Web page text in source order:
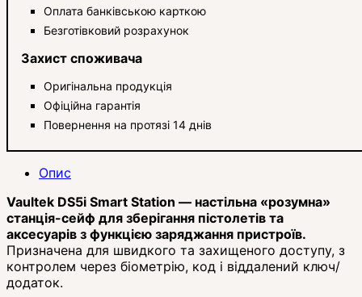
Оплата банківською карткою
Безготівковий розрахунок
Захист споживача
Оригінальна продукція
Офіційна гарантія
Повернення на протязі 14 днів
Опис
Vaultek DS5i Smart Station — настільна «розумна»
станція-сейф для зберігання пістолетів та
аксесуарів з функцією заряджання пристроїв.
Призначена для швидкого та захищеного доступу, з
контролем через біометрію, код і віддалений ключ/
додаток.